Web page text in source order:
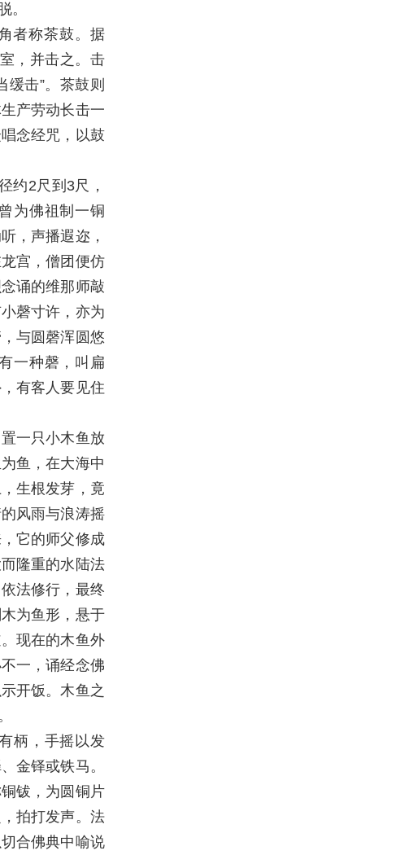
。
者称茶鼓。据
，并击之。击
击”。茶鼓则
产劳动长击一
念经咒，以鼓
约2尺到3尺，
为佛祖制一铜
，声播遐迩，
宫，僧团便仿
诵的维那师敲
磬寸许，亦为
与圆磬浑圆悠
一种磬，叫扁
有客人要见住
一只小木鱼放
鱼，在大海中
生根发芽，竟
风雨与浪涛摇
它的师父修成
隆重的水陆法
法修行，最终
为鱼形，悬于
现在的木鱼外
一，诵经念佛
开饭。木鱼之
柄，手摇以发
金铎或铁马。
钹，为圆铜片
拍打发声。法
合佛典中喻说